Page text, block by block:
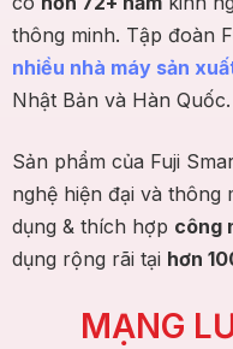
thông minh. Tập đoàn
nhiều nhà máy sản
Nhật Bản và Hàn Quốc.
Sản phẩm của Fuji
nghệ hiện đại và
dụng & thích hợp công
dụng rộng rãi tại hơn
MẠNG